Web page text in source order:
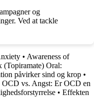
og
Ved at tackle
• Awareness of
(Topiramate) Oral:
påvirker sind og krop •
OCD vs. Angst: Er OCD en
• Effekten